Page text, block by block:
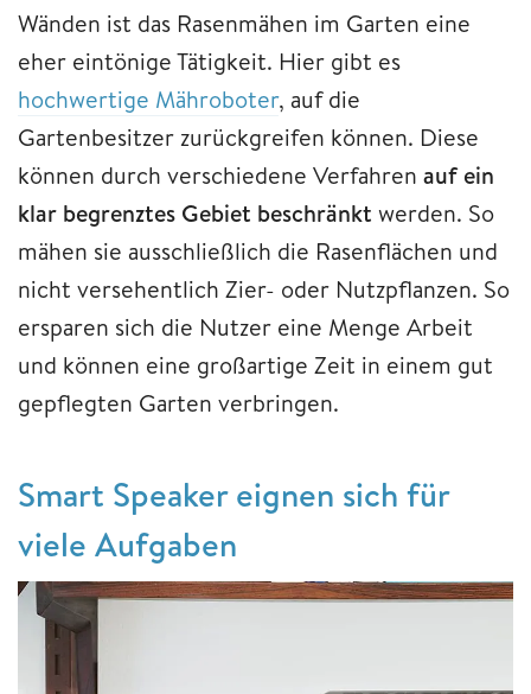
Wänden ist das Rasenmähen im Garten eine
eher eintönige Tätigkeit. Hier gibt es
hochwertige Mähroboter, auf die
Gartenbesitzer zurückgreifen können. Diese
können durch verschiedene Verfahren auf ein
klar begrenztes Gebiet beschränkt werden. So
mähen sie ausschließlich die Rasenflächen und
nicht versehentlich Zier- oder Nutzpflanzen. So
ersparen sich die Nutzer eine Menge Arbeit
und können eine großartige Zeit in einem gut
gepflegten Garten verbringen.
​​​​​​​Smart Speaker eignen sich für
viele Aufgaben